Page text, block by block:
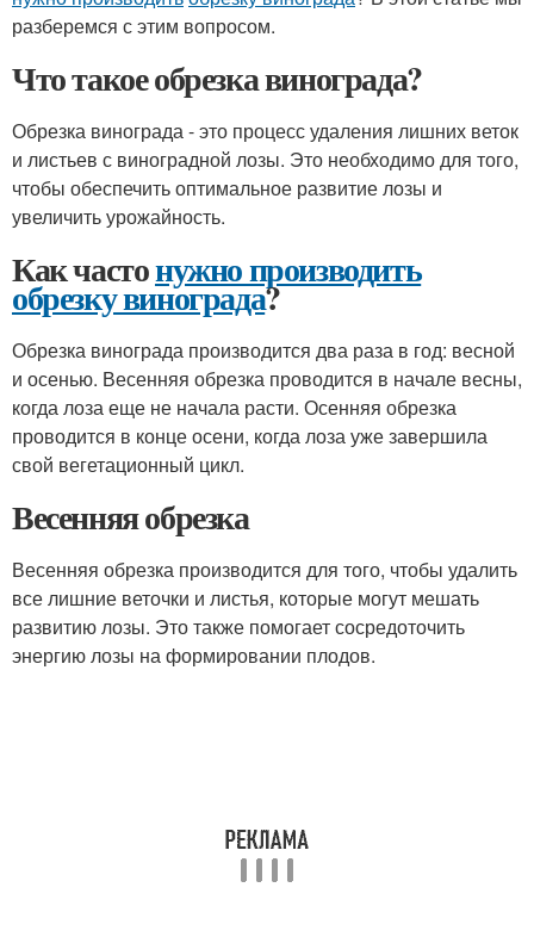
разберемся с этим вопросом.
Что такое обрезка винограда?
Обрезка винограда - это процесс удаления лишних веток
и листьев с виноградной лозы. Это необходимо для того,
чтобы обеспечить оптимальное развитие лозы и
увеличить урожайность.
Как частонужно производить
обрезку винограда?
Обрезка винограда производится два раза в год: весной
и осенью. Весенняя обрезка проводится в начале весны,
когда лоза еще не начала расти. Осенняя обрезка
проводится в конце осени, когда лоза уже завершила
свой вегетационный цикл.
Весенняя обрезка
Весенняя обрезка производится для того, чтобы удалить
все лишние веточки и листья, которые могут мешать
развитию лозы. Это также помогает сосредоточить
энергию лозы на формировании плодов.